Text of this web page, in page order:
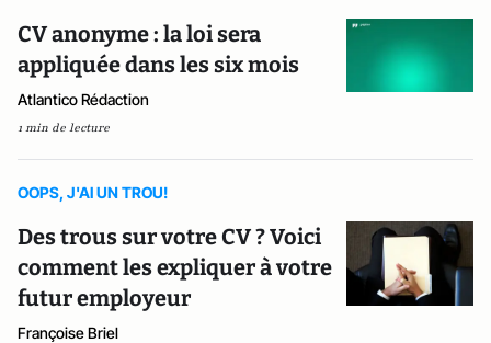
CV anonyme : la loi sera
appliquée dans les six mois
Atlantico Rédaction
1 min de lecture
OOPS, J'AI UN TROU!
Des trous sur votre CV ? Voici
comment les expliquer à votre
futur employeur
Françoise Briel